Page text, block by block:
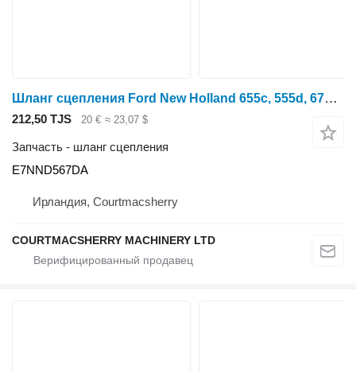
Шланг сцепления Ford New Holland 655c, 555d, 675d Swing Cylinder Hydraulic Hose E7nnd E7NND567DA для трактора колесного
212,50 TJS 20 € ≈ 23,07 $
Запчасть - шланг сцепления
E7NND567DA
Ирландия, Courtmacsherry
COURTMACSHERRY MACHINERY LTD